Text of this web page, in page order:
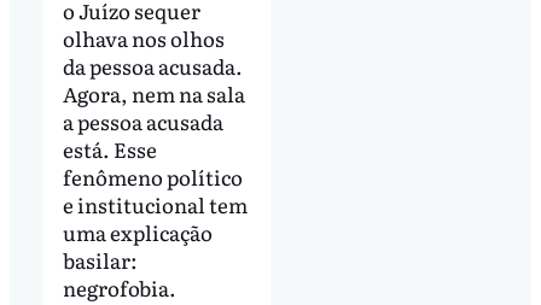
o Juízo sequer
olhava nos olhos
da pessoa acusada.
Agora, nem na sala
a pessoa acusada
está. Esse
fenômeno político
e institucional tem
uma explicação
basilar:
negrofobia.